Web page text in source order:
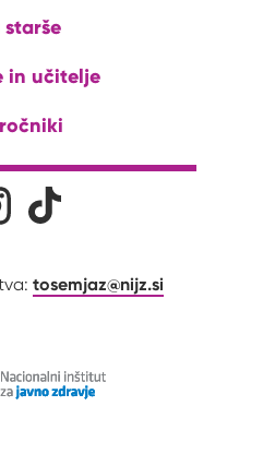
starše
in učitelje
tosemjaz@nijz.si